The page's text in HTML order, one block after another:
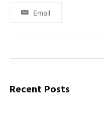
Email
Recent Posts